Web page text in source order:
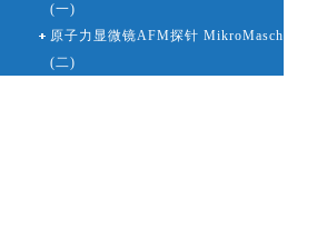
(一)
原子力显微镜AFM探针 MikroMasch
(二)